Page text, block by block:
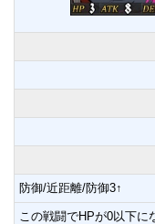
防御/近距離/防御3↑
この戦闘でHPが0以下に